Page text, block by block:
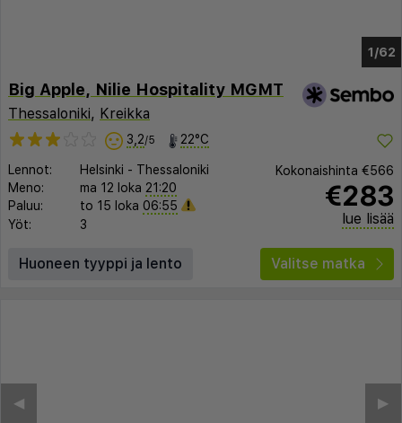
1/58
Big Apple, Nilie Hospitality MGMT
Thessaloniki, Kreikka
3,2/5 22°C
Lennot: Helsinki - Thessaloniki
Meno:
ma 12 loka 21:20
Paluu:
to 15 loka 06:55
Yöt:
3
Kokonaishinta €566
€283
lue lisää
Huoneen tyyppi ja lento Valitse matka
▶︎
◀︎